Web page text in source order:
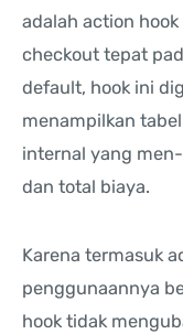
adalah action
checkout tepat
default, hook ini
menampilkan
internal yang
dan total biaya.
Karena termasuk
penggunaannya
hook tidak